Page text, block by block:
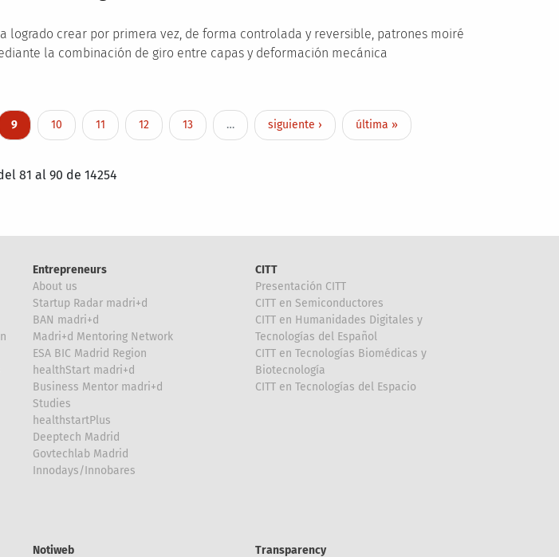
logrado crear por primera vez, de forma controlada y reversible, patrones moiré
la combinación de giro entre capas y deformación mecánica
Current page
9 Page
10 Page
11 Page
12 Page
13 … Next page
siguiente › Last page
última »
81 al 90 de 14254
Entrepreneurs
About us
Startup Radar madri+d
BAN madri+d
Madri+d Mentoring Network
ESA BIC Madrid Region
healthStart madri+d
Business Mentor madri+d
Studies
healthstartPlus
Deeptech Madrid
Govtechlab Madrid
Innodays/Innobares
CITT
Presentación CITT
CITT en Semiconductores
CITT en Humanidades Digitales y
Tecnologías del Español
CITT en Tecnologías Biomédicas y
Biotecnología
CITT en Tecnologías del Espacio
Notiweb Transparency